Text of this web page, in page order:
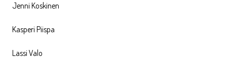
Jenni Koskinen
Kasperi Piispa
Lassi Valo